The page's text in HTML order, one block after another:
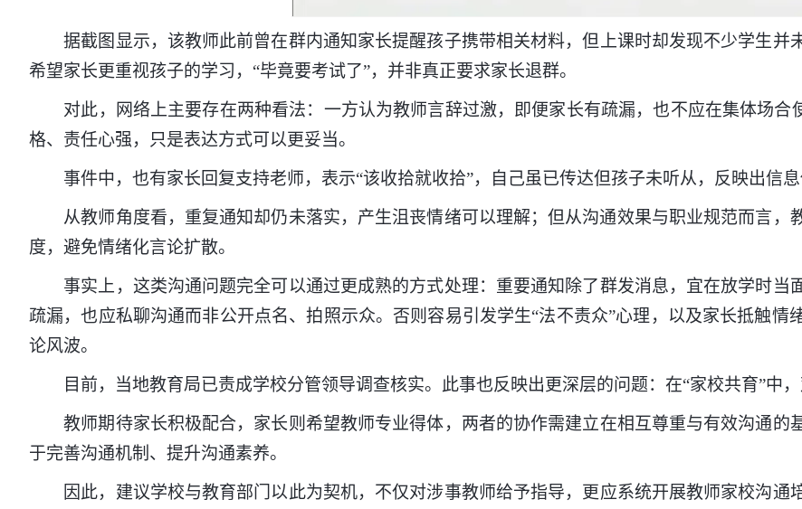
据截图显示，该教师此前曾在群内通知家长提醒孩子携带相关材料，但上课时却发现不少学生并
希望家长更重视孩子的学习，“毕竟要考试了”，并非真正要求家长退群。
对此，网络上主要存在两种看法：一方认为教师言辞过激，即便家长有疏漏，也不应在集体场合
格、责任心强，只是表达方式可以更妥当。
事件中，也有家长回复支持老师，表示“该收拾就收拾”，自己虽已传达但孩子未听从，反映出信息
从教师角度看，重复通知却仍未落实，产生沮丧情绪可以理解；但从沟通效果与职业规范而言，
度，避免情绪化言论扩散。
事实上，这类沟通问题完全可以通过更成熟的方式处理：重要通知除了群发消息，宜在放学时当
疏漏，也应私聊沟通而非公开点名、拍照示众。否则容易引发学生“法不责众”心理，以及家长抵触
论风波。
目前，当地教育局已责成学校分管领导调查核实。此事也反映出更深层的问题：在“家校共育”中，
教师期待家长积极配合，家长则希望教师专业得体，两者的协作需建立在相互尊重与有效沟通的
于完善沟通机制、提升沟通素养。
因此，建议学校与教育部门以此为契机，不仅对涉事教师给予指导，更应系统开展教师家校沟通